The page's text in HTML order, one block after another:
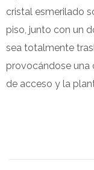
cristal esmerilado
piso, junto con un
sea totalmente
provocándose una
de acceso y la